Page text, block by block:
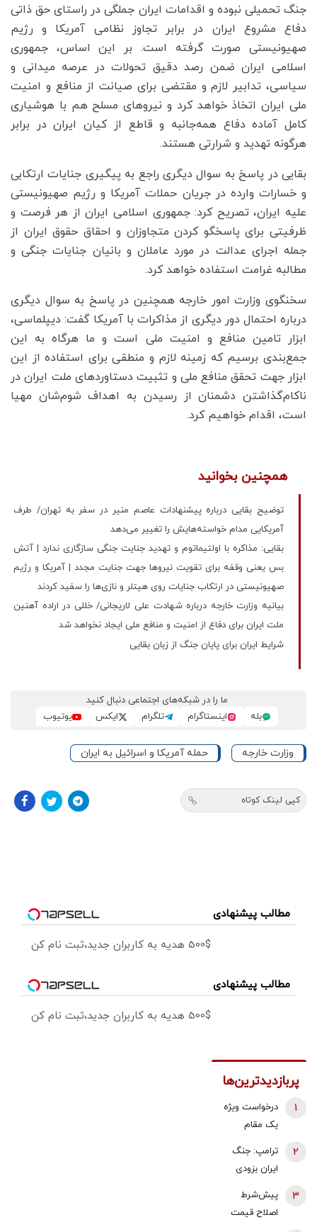
جنگ تحمیلی نبوده و اقدامات ایران جملگی در راستای حق ذاتی
دفاع مشروع ایران در برابر تجاوز نظامی آمریکا و رژیم
صهیونیستی صورت گرفته است. بر این اساس، جمهوری
اسلامی ایران ضمن رصد دقیق تحولات در عرصه میدانی و
سیاسی، تدابیر لازم و مقتضی برای صیانت از منافع و امنیت
ملی ایران اتخاذ خواهد کرد و نیروهای مسلح هم با هوشیاری
کامل آماده دفاع همه‌جانبه و قاطع از کیان ایران در برابر
هرگونه تهدید و شرارتی هستند.
بقایی در پاسخ به سوال دیگری راجع به پیگیری جنایات ارتکابی
و خسارات وارده در جریان حملات آمریکا و رژیم صهیونیستی
علیه ایران، تصریح کرد: جمهوری اسلامی ایران از هر فرصت و
ظرفیتی برای پاسخگو کردن متجاوزان و احقاق حقوق ایران از
جمله اجرای عدالت در مورد عاملان و بانیان جنایات جنگی و
مطالبه غرامت استفاده خواهد کرد.
سخنگوی وزارت امور خارجه همچنین در پاسخ به سوال دیگری
درباره احتمال دور دیگری از مذاکرات با آمریکا گفت: دیپلماسی،
ابزار تامین منافع و امنیت ملی است و ما هرگاه به این
جمع‌بندی برسیم که زمینه لازم و منطقی برای استفاده از این
ابزار جهت تحقق منافع ملی و تثبیت دستاوردهای ملت ایران در
ناکام‌گذاشتن دشمنان از رسیدن به اهداف شوم‌شان مهیا
است، اقدام خواهیم کرد.
همچنین بخوانید
توضیح بقایی درباره پیشنهادات عاصم منیر در سفر به تهران/ طرف
آمریکایی مدام خواسته‌هایش را تغییر می‌دهد
بقایی: مذاکره با اولتیماتوم و تهدید جنایت جنگی سازگاری ندارد | آتش
بس یعنی وقفه برای تقویت نیروها جهت جنایت مجدد | آمریکا و رژیم
صهیونیستی در ارتکاب جنایات روی هیتلر و نازی‌ها را سفید کردند
بیانیه وزارت خارجه درباره شهادت علی لاریجانی/ خللی در اراده آهنین
ملت ایران برای دفاع از امنیت و منافع ملی ایجاد نخواهد شد
شرایط ایران برای پایان جنگ از زبان بقایی
ما را در شبکه‌های اجتماعی دنبال کنید
بله
اینستاگرام تلگرام ایکس یوتیوب
وزارت خارجه حمله آمریکا و اسرائیل به ایران
کپی لینک کوتاه
مطالب پیشنهادی
500$ هدیه به کاربران جدید،ثبت نام کن
مطالب پیشنهادی
500$ هدیه به کاربران جدید،ثبت نام کن
پربازدیدترین‌ها
درخواست ویژه
یک مقام
جوانان: اگر
تفاهم ایران و
آمریکارا برای
آینده ایران
1
ترامپ: جنگ
ایران بزودی
تامین برخی
مهمات
2
پیش‌شرط
اصلاح قیمت
3